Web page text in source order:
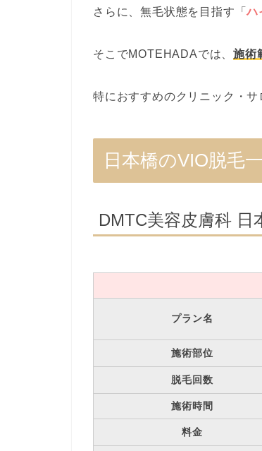
さらに、無毛状態を目指す「ハ
そこでMOTEHADAでは、施術
特におすすめのクリニック・
日本橋のVIO脱毛
DMTC美容皮膚科 日
プラン名
施術部位
脱毛回数
施術時間
料金